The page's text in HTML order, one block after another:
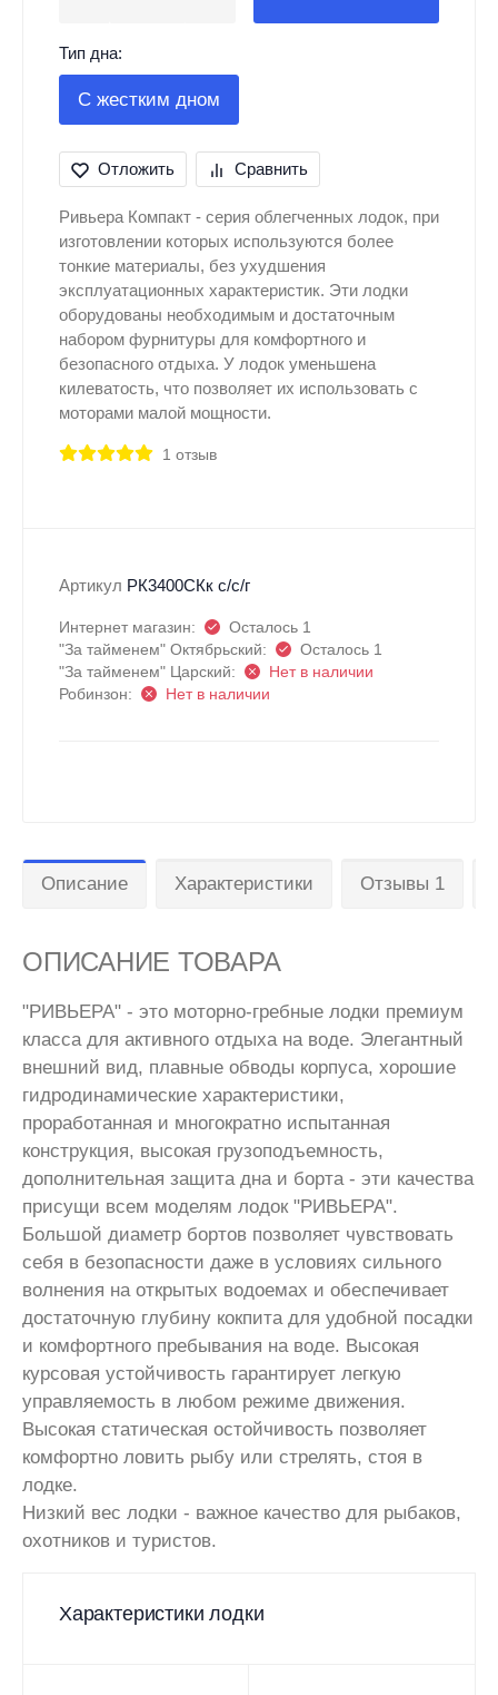
Тип дна:
С жестким дном
Отложить Сравнить
Ривьера Компакт - серия облегченных лодок, при
изготовлении которых используются более
тонкие материалы, без ухудшения
эксплуатационных характеристик. Эти лодки
оборудованы необходимым и достаточным
набором фурнитуры для комфортного и
безопасного отдыха. У лодок уменьшена
килеватость, что позволяет их использовать с
моторами малой мощности.
1 отзыв
Артикул РК3400СКк с/с/г
Интернет магазин:
Осталось 1
"За тайменем" Октябрьский:
Осталось 1
"За тайменем" Царский:
Нет в наличии
Робинзон:
Нет в наличии
Описание Характеристики Отзывы 1
ОПИСАНИЕ ТОВАРА
"РИВЬЕРА" - это моторно-гребные лодки премиум
класса для активного отдыха на воде. Элегантный
внешний вид, плавные обводы корпуса, хорошие
гидродинамические характеристики,
проработанная и многократно испытанная
конструкция, высокая грузоподъемность,
дополнительная защита дна и борта - эти качества
присущи всем моделям лодок "РИВЬЕРА".
Большой диаметр бортов позволяет чувствовать
себя в безопасности даже в условиях сильного
волнения на открытых водоемах и обеспечивает
достаточную глубину кокпита для удобной посадки
и комфортного пребывания на воде. Высокая
курсовая устойчивость гарантирует легкую
управляемость в любом режиме движения.
Высокая статическая остойчивость позволяет
комфортно ловить рыбу или стрелять, стоя в
лодке.
Низкий вес лодки - важное качество для рыбаков,
охотников и туристов.
Характеристики лодки